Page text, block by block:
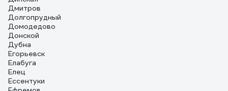
Дмитров
Долгопрудный
Домодедово
Донской
Дубна
Егорьевск
Елабуга
Елец
Ессентуки